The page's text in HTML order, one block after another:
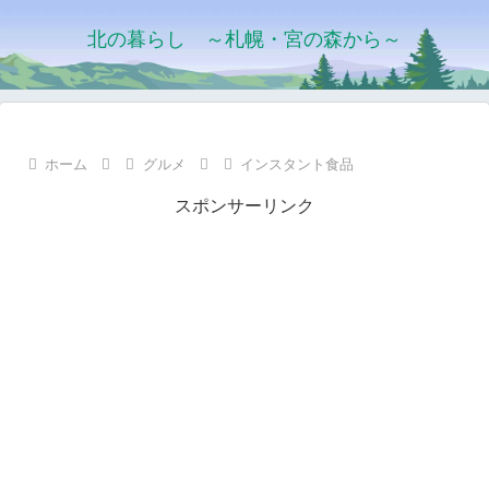
北の暮らし ～札幌・宮の森から～
ホーム グルメ インスタント食品
スポンサーリンク